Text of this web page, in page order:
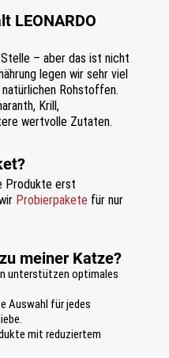
LEONARDO
– aber das ist nicht
legen wir sehr viel
Rohstoffen.
Krill,
wertvolle Zutaten.
Produkte erst
Probierpakete für nur
meiner Katze?
unterstützen optimales
Auswahl für jedes
mit reduziertem